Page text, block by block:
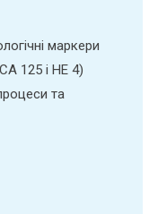
маркери
125 і НЕ 4)
та